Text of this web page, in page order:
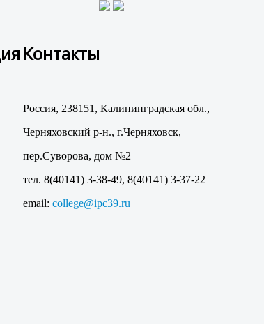
Контакты
Россия, 238151, Калининградская обл.,
Черняховский р-н., г.Черняховск,
пер.Суворова, дом №2
тел. 8(40141) 3-38-49, 8(40141) 3-37-22
email: college@ipc39.ru